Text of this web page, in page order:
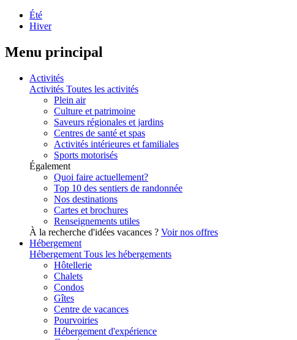
Été
Hiver
Menu principal
Activités
Activités Toutes les activités
Plein air
Culture et patrimoine
Saveurs régionales et jardins
Centres de santé et spas
Activités intérieures et familiales
Sports motorisés
Également
Quoi faire actuellement?
Top 10 des sentiers de randonnée
Nos destinations
Cartes et brochures
Renseignements utiles
À la recherche d'idées vacances ? Voir nos offres
Hébergement
Hébergement Tous les hébergements
Hôtellerie
Chalets
Condos
Gîtes
Centre de vacances
Pourvoiries
Hébergement d'expérience